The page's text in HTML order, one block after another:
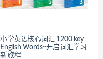
小学英语核心词汇 1200 key
English Words~开启词汇学习
新旅程